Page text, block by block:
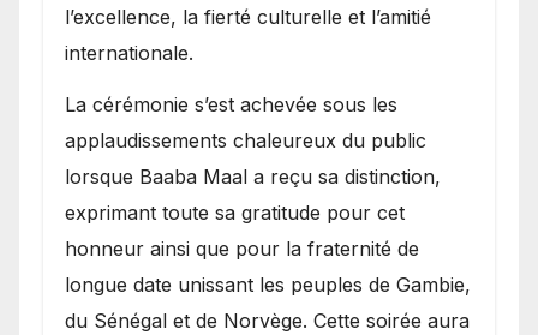
l’excellence, la fierté culturelle et l’amitié
internationale.
​La cérémonie s’est achevée sous les
applaudissements chaleureux du public
lorsque Baaba Maal a reçu sa distinction,
exprimant toute sa gratitude pour cet
honneur ainsi que pour la fraternité de
longue date unissant les peuples de Gambie,
du Sénégal et de Norvège. Cette soirée aura